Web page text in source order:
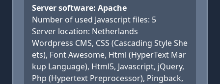
Server software: Apache
Number of used Javascript files: 5
Server location: Netherlands
Wordpress CMS, CSS (Cascading Style She
ets), Font Awesome, Html (HyperText Mar
kup Language), Html5, Javascript, jQuery,
Php (Hypertext Preprocessor), Pingback,